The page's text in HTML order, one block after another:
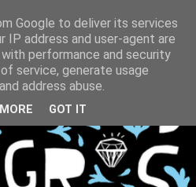
Google to deliver its services
IP address and user-agent are
performance and security
service, generate usage
address abuse.
GOT IT